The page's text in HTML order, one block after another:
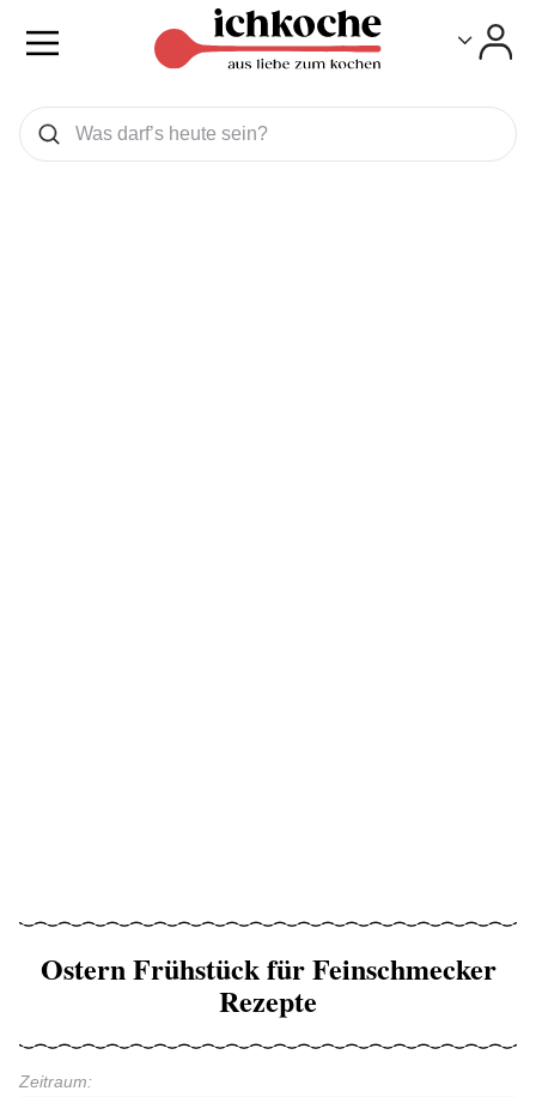
Was wollen Sie suchen
Suchen
Ostern Frühstück für Feinschmecker
Rezepte
Zeitraum: